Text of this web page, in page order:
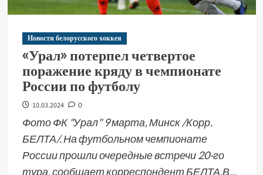
Новости белорусского хоккея
«Урал» потерпел четвертое
поражение кряду в чемпионате
России по футболу
10.03.2024 0
Фото ФК "Урал" 9 марта, Минск /Корр.
БЕЛТА/. На футбольном чемпионате
России прошли очередные встречи 20-го
тура, сообщает корреспондент БЕЛТА.В...